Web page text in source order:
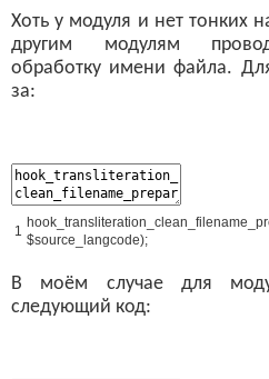
Хоть у модуля и нет тонких
другим модулям
обработку имени файла.
за:
1
$source_langcode);
В моём случае для
следующий код: